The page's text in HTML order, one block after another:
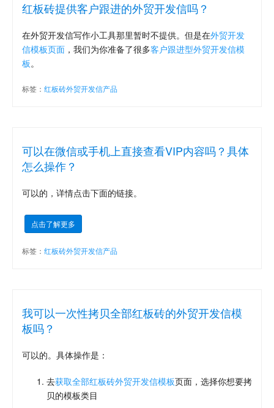
红板砖提供客户跟进的外贸开发信吗？
在外贸开发信写作小工具那里暂时不提供。但是在外贸开发
信模板页面 ，我们为你准备了很多客户跟进型外贸开发信模
板 。
标签： 红板砖外贸开发信产品
可以在微信或手机上直接查看VIP内容吗？具体
怎么操作？
可以的，详情点击下面的链接。
点击了解更多
标签： 红板砖外贸开发信产品
我可以一次性拷贝全部红板砖的外贸开发信模
板吗？
可以的。具体操作是：
去获取全部红板砖外贸开发信模板页面，选择你想要拷
贝的模板类目